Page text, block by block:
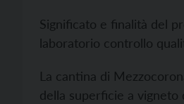
Significato e finalità del
laboratorio controllo
La cantina di
della superficie a